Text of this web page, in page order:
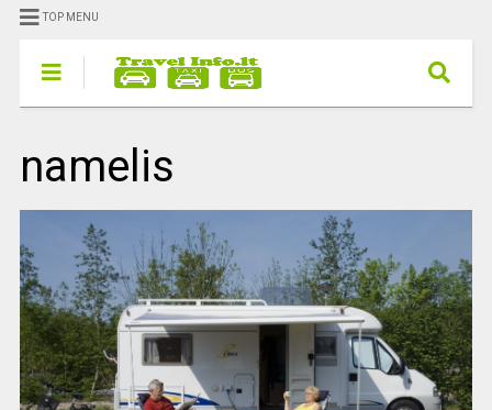
TOP MENU
namelis